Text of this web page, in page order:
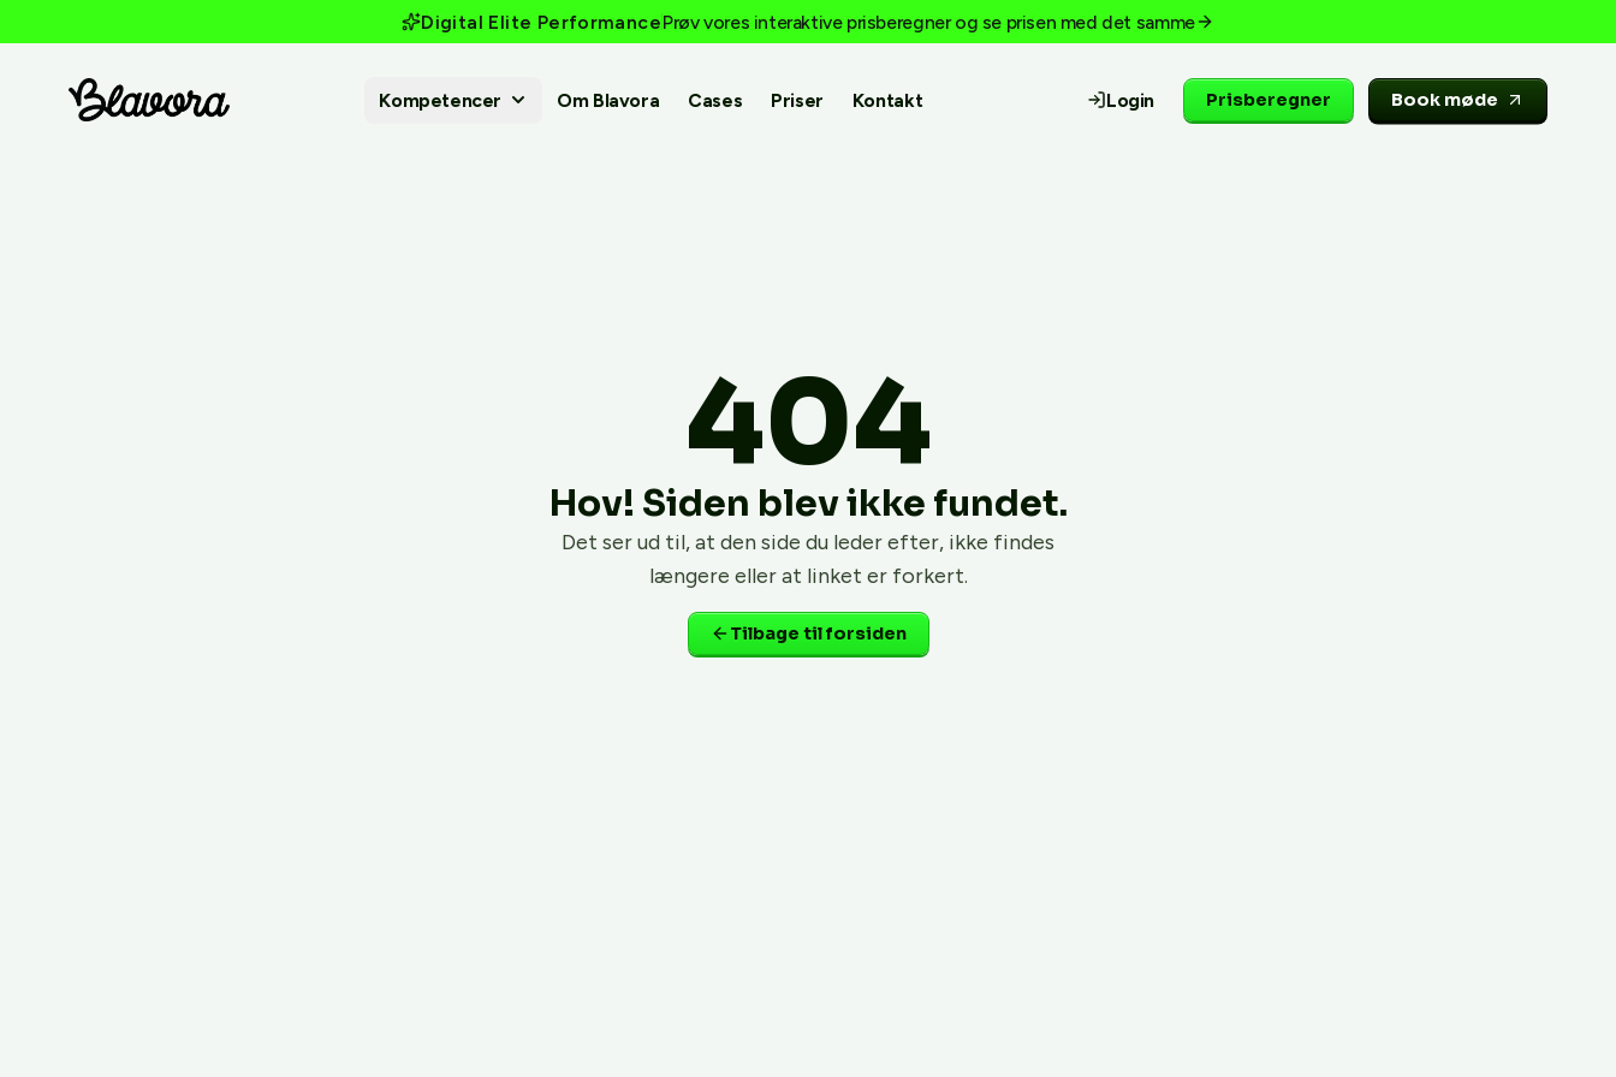
Digital Elite PerformancePrøv vores interaktive prisberegner og se prisen med det samme
Kompetencer Om Blavora Cases Priser Kontakt Login Prisberegner Book møde
404
Hov! Siden blev ikke fundet.
Det ser ud til, at den side du leder efter, ikke findes
længere eller at linket er forkert.
Tilbage til forsiden